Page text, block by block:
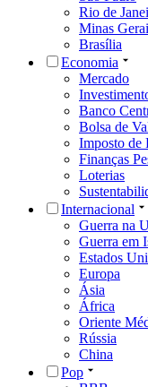
Rio de
Minas
Brasília
Economia
Mercado
Banco
Bolsa de
Imposto de
Finanças
Loterias
Internacional
Guerra na
Guerra em
Estados
Europa
Ásia
África
Oriente
Rússia
China
Pop